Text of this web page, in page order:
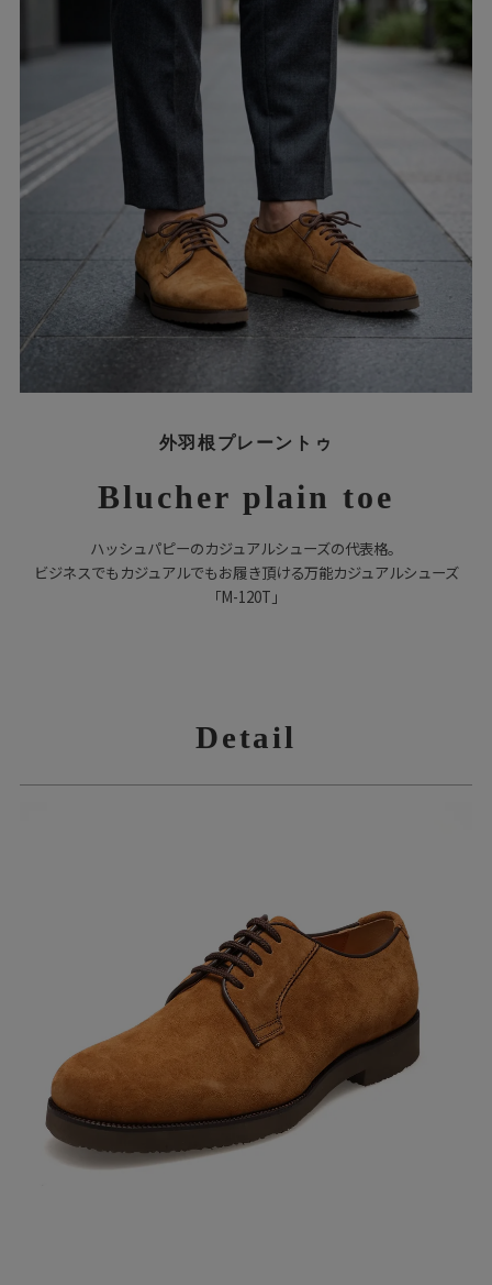
外羽根プレーントゥ
Blucher plain toe
ハッシュパピーのカジュアルシューズの代表格。
ビジネスでもカジュアルでもお履き頂ける万能カジュアルシューズ
「M-120T」
Detail